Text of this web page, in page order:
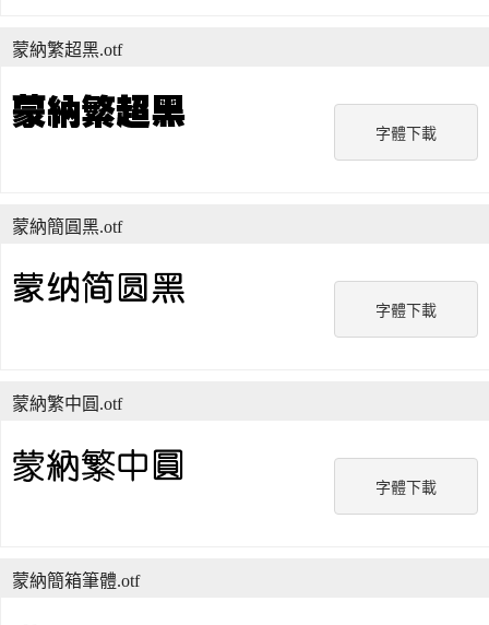
字體下載
蒙納繁超黑.otf
字體下載
蒙納簡圓黑.otf
字體下載
蒙納繁中圓.otf
蒙納簡箱筆體.otf